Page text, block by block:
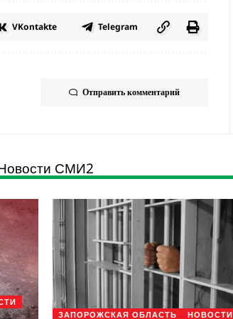
VKontakte Telegram
Отправить комментарий
СМИ2
ЗАПОРОЖСКАЯ ОБЛАСТЬ НОВОСТИ